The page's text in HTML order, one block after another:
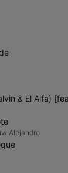
& El Alfa)
Alejandro